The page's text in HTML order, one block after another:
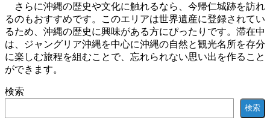
さらに沖縄の歴史や文化に触れるなら、今帰仁城跡を訪れ
るのもおすすめです。このエリアは世界遺産に登録されてい
るため、沖縄の歴史に興味がある方にぴったりです。滞在中
は、ジャングリア沖縄を中心に沖縄の自然と観光名所を存分
に楽しむ旅程を組むことで、忘れられない思い出を作ること
ができます。
検索
検索